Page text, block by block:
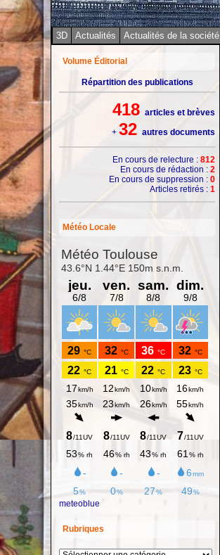
3D Actualités Actualités de la société
Volume Éditorial
Répartition des publications
418 articles et brèves
+ 32 autres documents
En cours de relecture : 812
En cours de rédaction : 2
En cours de suppression : 0
Articles retirés : 1
Météo Locale
meteoblue
Rubriques
Rubriques